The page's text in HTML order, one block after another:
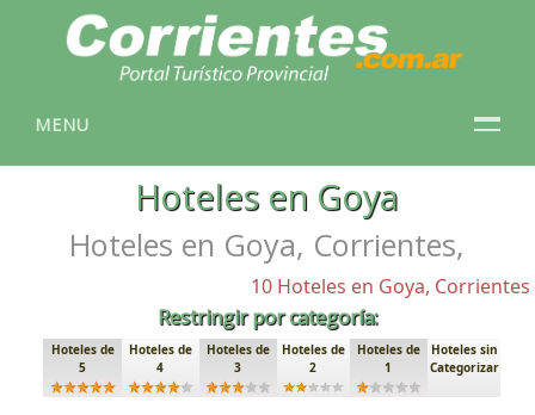
MENU
Hoteles en Goya
Hoteles en Goya, Corrientes,
10 Hoteles en Goya, Corrientes
Restringir por categoría:
Hoteles de
5
Hoteles de
4
Hoteles de
3
Hoteles de
2
Hoteles de
1
Hoteles sin
Categorizar